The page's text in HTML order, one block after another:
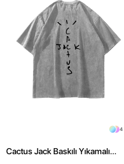
4
Cactus Jack Baskılı Yıkamalı